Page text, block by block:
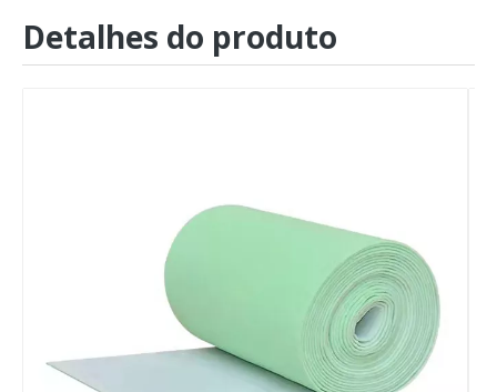
Detalhes do produto